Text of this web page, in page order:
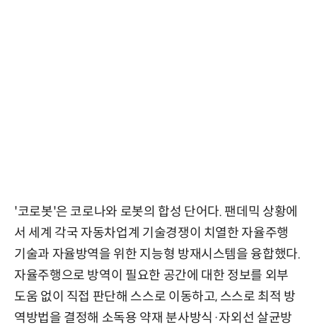
'코로봇'은 코로나와 로봇의 합성 단어다. 팬데믹 상황에
서 세계 각국 자동차업계 기술경쟁이 치열한 자율주행
기술과 자율방역을 위한 지능형 방재시스템을 융합했다.
자율주행으로 방역이 필요한 공간에 대한 정보를 외부
도움 없이 직접 판단해 스스로 이동하고, 스스로 최적 방
역방법을 결정해 소독용 약재 분사방식·자외선 살균방